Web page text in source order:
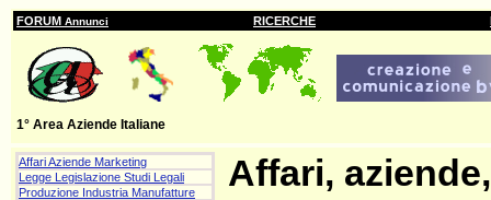
FORUM Annunci RICERCHE
1° Area Aziende Italiane
Affari Aziende Marketing
Legge Legislazione Studi Legali
Produzione Industria Manufatture
Affari,